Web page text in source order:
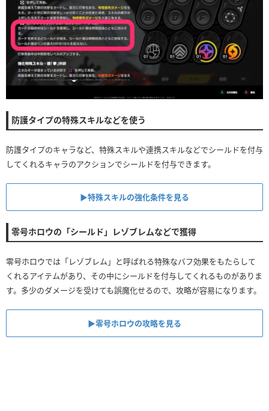
防護タイプの特殊スキルなどを使う
防護タイプのキャラなど、特殊スキルや連携スキルなどでシールドを付与
してくれるキャラのアクションでシールドを付与できます。
▶特殊スキルの強化条件を見る
零号ホロウの「シールド」レゾブレムなどで獲得
零号ホロウでは「レゾブレム」と呼ばれる特殊なバフ効果をもたらして
くれるアイテムがあり、その中にシールドを付与してくれるものがありま
す。多少のダメージを受けても誤魔化せるので、攻略が容易になります。
▶︎零号ホロウの攻略を見る